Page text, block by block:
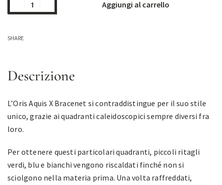
Aggiungi al carrello
SHARE
Descrizione
L’Oris Aquis X Bracenet si contraddistingue per il suo stile
unico, grazie ai quadranti caleidoscopici sempre diversi fra
loro.
Per ottenere questi particolari quadranti, piccoli ritagli
verdi, blu e bianchi vengono riscaldati finché non si
sciolgono nella materia prima. Una volta raffreddati,